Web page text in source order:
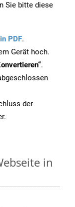
Sie bitte diese
PDF.
Gerät hoch.
.
der
in